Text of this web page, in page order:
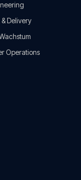
Delivery
Operations